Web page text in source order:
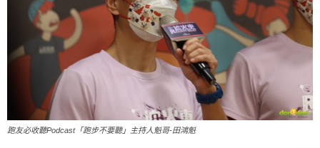
跑友必收聽Podcast「跑步不要聽」主持人魁哥-田鴻魁